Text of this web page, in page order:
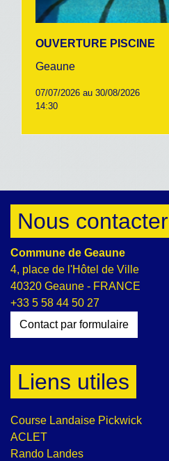
OUVERTURE PISCINE
Geaune
07/07/2026 au 30/08/2026
14:30
Nous contacter
Commune de Geaune
4, place de l'Hôtel de Ville
40320 Geaune - FRANCE
+33 5 58 44 50 27
Contact par formulaire
Liens utiles
Course Landaise Pickwick
ACLET
Rando Landes